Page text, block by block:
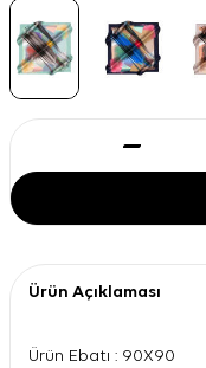
Ürün Açıklaması
Ürün Ebatı : 90X90